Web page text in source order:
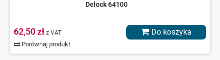
Delock 64100
62,50 zł z VAT
Porównaj produkt
Do koszyka